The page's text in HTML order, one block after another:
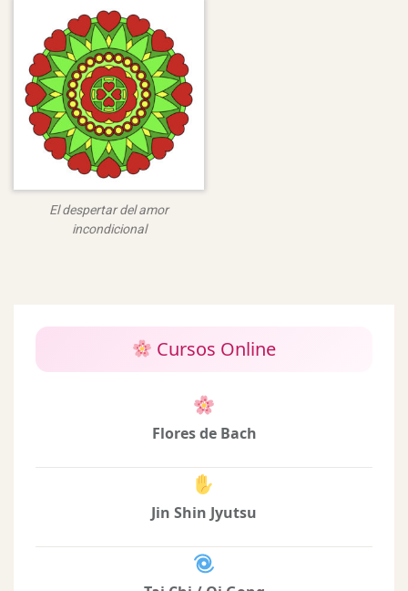
El despertar del amor
incondicional
Cursos Online
Flores de Bach
Jin Shin Jyutsu